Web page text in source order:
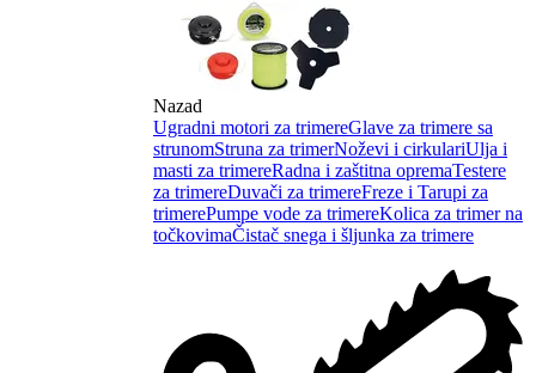
Nazad
Ugradni motori za trimereGlave za trimere sa
strunomStruna za trimerNoževi i cirkulariUlja i
masti za trimereRadna i zaštitna opremaTestere
za trimereDuvači za trimereFreze i Tarupi za
trimerePumpe vode za trimereKolica za trimer na
točkovimaČistač snega i šljunka za trimere